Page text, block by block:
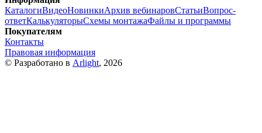
КаталогиВидеоНовинкиАрхив вебинаровСтатьиВопрос-
ответКалькуляторыСхемы монтажаФайлы и программы
Покупателям
Контакты
Правовая информация
© Разработано в Arlight, 2026